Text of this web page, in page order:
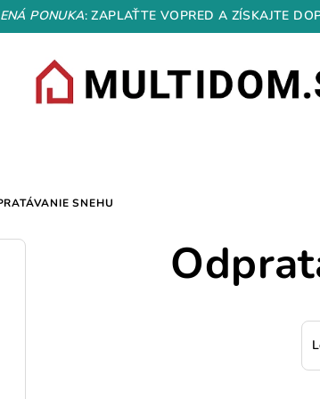
PONUKA: ZAPLAŤTE VOPRED A ZÍSKAJTE
SNEHU